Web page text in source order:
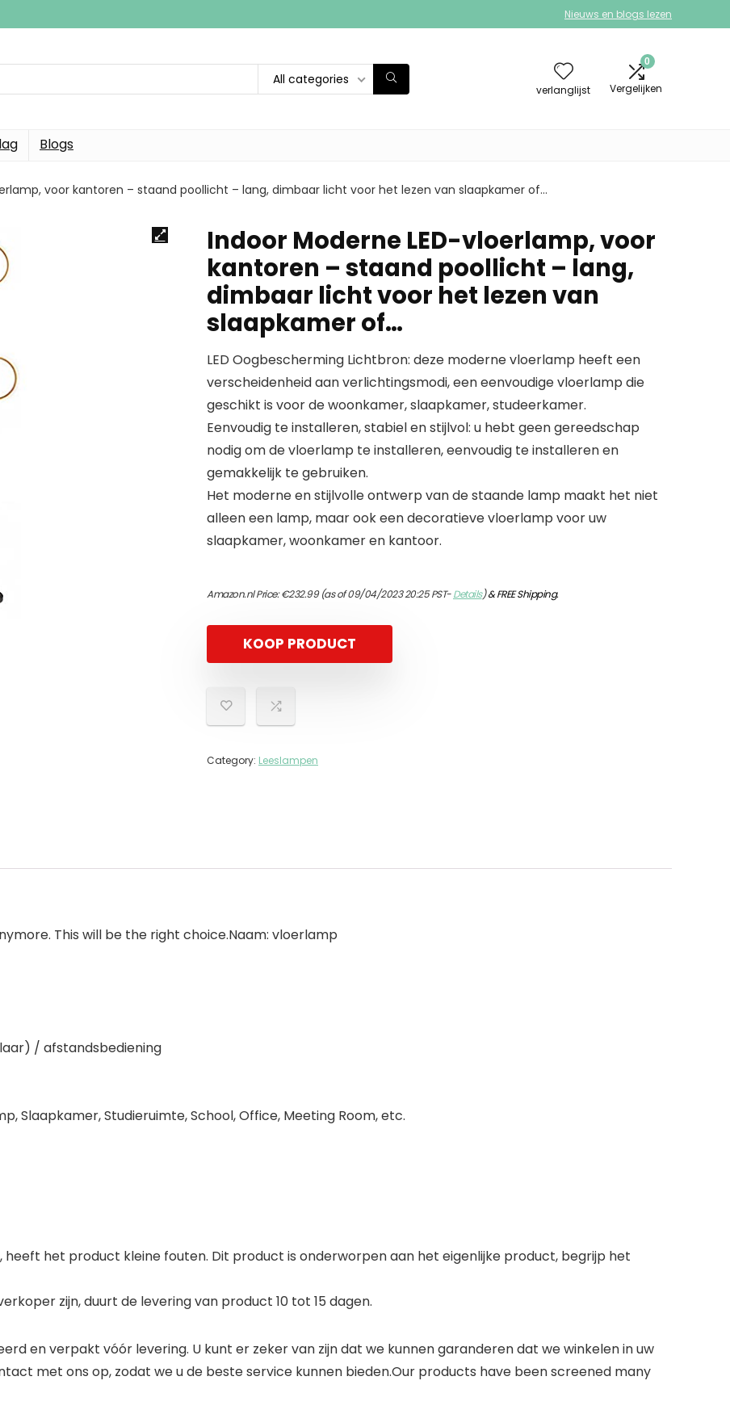
Nieuws en blogs lezen
All categories
verlanglijst
0
Vergelijken
Blogs
voor kantoren – staand poollicht – lang, dimbaar licht voor het lezen van slaapkamer of…
Indoor Moderne LED-vloerlamp, voor
kantoren – staand poollicht – lang,
dimbaar licht voor het lezen van
slaapkamer of…
LED Oogbescherming Lichtbron: deze moderne vloerlamp heeft een
verscheidenheid aan verlichtingsmodi, een eenvoudige vloerlamp die
geschikt is voor de woonkamer, slaapkamer, studeerkamer.
Eenvoudig te installeren, stabiel en stijlvol: u hebt geen gereedschap
nodig om de vloerlamp te installeren, eenvoudig te installeren en
gemakkelijk te gebruiken.
Het moderne en stijlvolle ontwerp van de staande lamp maakt het niet
alleen een lamp, maar ook een decoratieve vloerlamp voor uw
slaapkamer, woonkamer en kantoor.
Amazon.nl Price:€232.99(as of 09/04/2023 20:25 PST-Details)&FREE Shipping.
KOOP PRODUCT
Category: Leeslampen
This will be the right choice.Naam: vloerlamp
/ afstandsbediening
Slaapkamer, Studieruimte, School, Office, Meeting Room, etc.
heeft het product kleine fouten. Dit product is onderworpen aan het eigenlijke product, begrijp het
zijn, duurt de levering van product 10 tot 15 dagen.
en verpakt vóór levering. U kunt er zeker van zijn dat we kunnen garanderen dat we winkelen in uw
met ons op, zodat we u de beste service kunnen bieden.Our products have been screened many